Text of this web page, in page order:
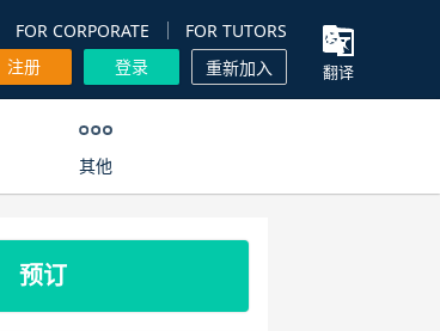
FOR CORPORATE
FOR TUTORS
注册
登录 重新加入 翻译
其他
预订